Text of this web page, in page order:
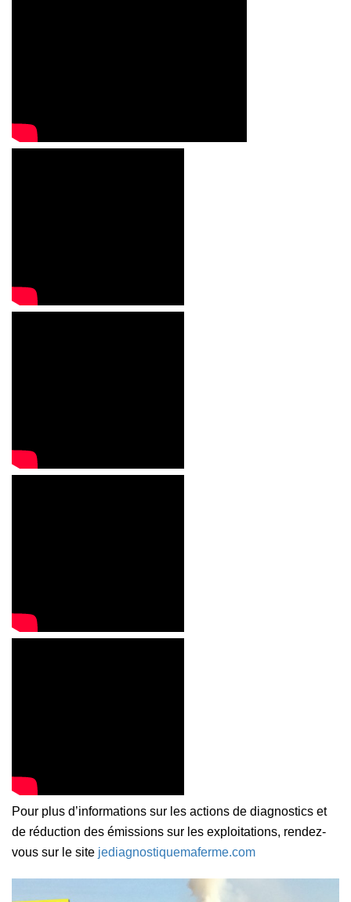
Pour plus d’informations sur les actions de diagnostics et
de réduction des émissions sur les exploitations, rendez-
vous sur le site jediagnostiquemaferme.com